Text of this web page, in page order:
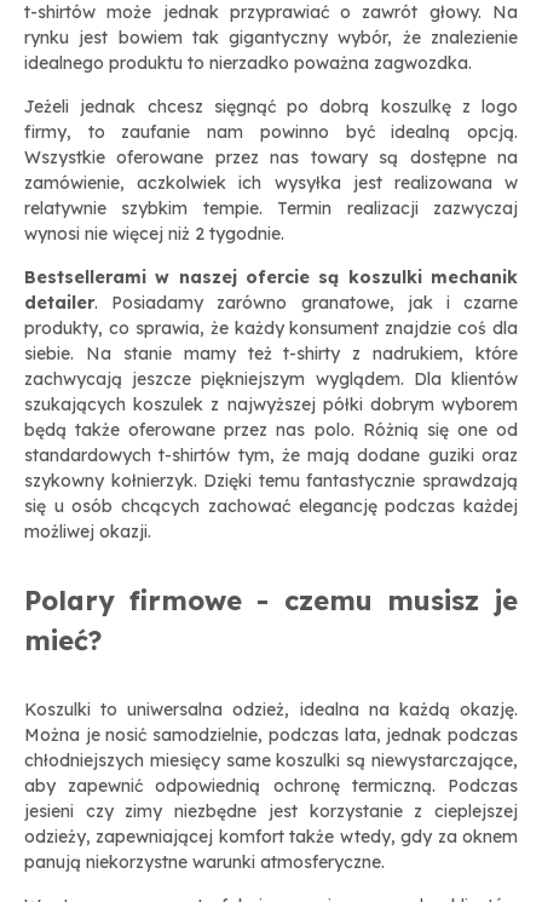
t-shirtów może jednak przyprawiać o zawrót głowy. Na
rynku jest bowiem tak gigantyczny wybór, że znalezienie
idealnego produktu to nierzadko poważna zagwozdka.
Jeżeli jednak chcesz sięgnąć po dobrą koszulkę z logo
firmy, to zaufanie nam powinno być idealną opcją.
Wszystkie oferowane przez nas towary są dostępne na
zamówienie, aczkolwiek ich wysyłka jest realizowana w
relatywnie szybkim tempie. Termin realizacji zazwyczaj
wynosi nie więcej niż 2 tygodnie.
Bestsellerami w naszej ofercie są koszulki mechanik
detailer. Posiadamy zarówno granatowe, jak i czarne
produkty, co sprawia, że każdy konsument znajdzie coś dla
siebie. Na stanie mamy też t-shirty z nadrukiem, które
zachwycają jeszcze piękniejszym wyglądem. Dla klientów
szukających koszulek z najwyższej półki dobrym wyborem
będą także oferowane przez nas polo. Różnią się one od
standardowych t-shirtów tym, że mają dodane guziki oraz
szykowny kołnierzyk. Dzięki temu fantastycznie sprawdzają
się u osób chcących zachować elegancję podczas każdej
możliwej okazji.
Polary firmowe - czemu musisz je
mieć?
Koszulki to uniwersalna odzież, idealna na każdą okazję.
Można je nosić samodzielnie, podczas lata, jednak podczas
chłodniejszych miesięcy same koszulki są niewystarczające,
aby zapewnić odpowiednią ochronę termiczną. Podczas
jesieni czy zimy niezbędne jest korzystanie z cieplejszej
odzieży, zapewniającej komfort także wtedy, gdy za oknem
panują niekorzystne warunki atmosferyczne.